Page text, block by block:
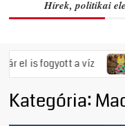
Hírek, politikai
fogyott a víz
Kategória: